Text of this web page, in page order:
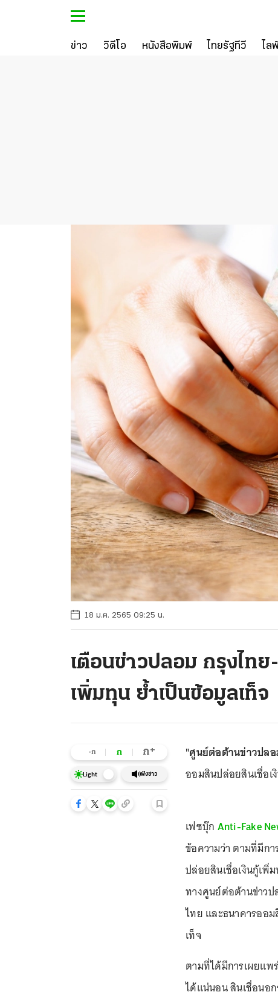
ข่าว วิดีโอ หนังสือพิมพ์ ไทยรัฐทีวี ไล
18 ม.ค. 2565 09:25 น.
เตือนข่าวปลอม กรุงไท
เพิ่มทุน ย้ำเป็นข้อมูลเท็จ
-ก ก ก+
Light ฟังข่าว
"ศูนย์ต่อต้านข่าวปล
ออมสินปล่อยสินเชื่อเ
เฟซบุ๊ก Anti-Fake
ข้อความว่า ตามที่มีก
ปล่อยสินเชื่อเงินกู้เพิ่
ทางศูนย์ต่อต้านข่าวป
ไทย และธนาคารออ
เท็จ
ตามที่ได้มีการเผยแพ
ได้แน่นอน สินเชื่อนอ